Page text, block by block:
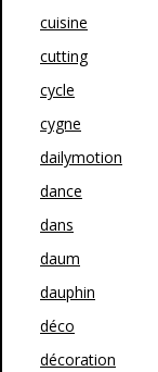
cuisine
cutting
cycle
cygne
dailymotion
dance
dans
daum
dauphin
déco
décoration